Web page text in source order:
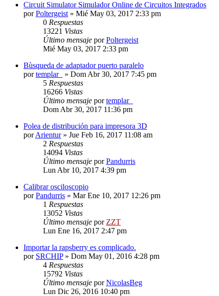
Circuit Simulator Simulador Online de Circuitos Integrados
porPoltergeist » Mié May 03, 2017 2:33 pm
0 Respuestas
13221 Vistas
Último mensaje porPoltergeist
Mié May 03, 2017 2:33 pm
Bùsqueda de adaptador puerto paralelo
portemplar_ » Dom Abr 30, 2017 7:45 pm
5 Respuestas
16266 Vistas
Último mensaje portemplar_
Dom Abr 30, 2017 11:36 pm
Polea de distribución para impresora 3D
porArientur» Jue Feb 16, 2017 11:08 am
2 Respuestas
14094 Vistas
Último mensaje porPandurris
Lun Abr 10, 2017 4:39 pm
Calibrar osciloscopio
porPandurris » Mar Ene 10, 2017 12:26 pm
1 Respuestas
13052 Vistas
Último mensaje por ZZT
Lun Ene 16, 2017 2:47 pm
Importar la rapsberry es complicado.
por SRCHIP» Dom May 01, 2016 4:28 pm
4 Respuestas
15792 Vistas
Último mensaje porNicolasBeg
Lun Dic 26, 2016 10:40 pm